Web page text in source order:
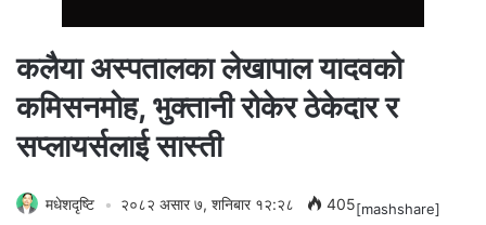
कलैया अस्पतालका लेखापाल यादवको
कमिसनमोह, भुक्तानी रोकेर ठेकेदार र
सप्लायर्सलाई सास्ती
मधेशदृष्टि २०८२ असार ७, शनिबार १२:२८ 405[mashshare]